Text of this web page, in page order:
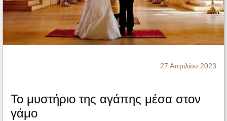
Ηχητικά
27 Απριλίου 2023
Το μυστήριο της αγάπης μέσα στον
γάμο